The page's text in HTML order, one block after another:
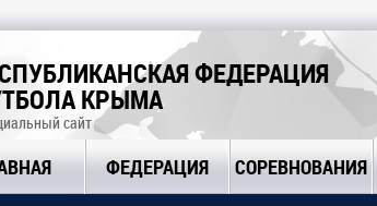
ФЕДЕРАЦИЯ
КРЫМА
сайт
ФЕДЕРАЦИЯ СОРЕВНОВАНИЯ